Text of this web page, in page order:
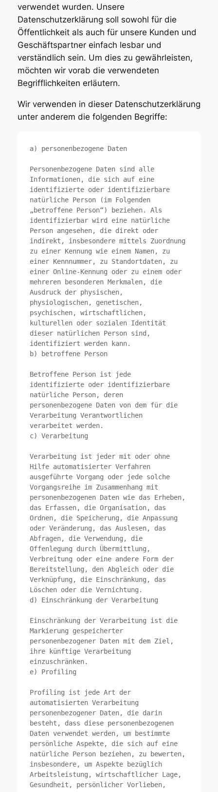
verwendet wurden. Unsere
Datenschutzerklärung soll sowohl für die
Öffentlichkeit als auch für unsere Kunden und
Geschäftspartner einfach lesbar und
verständlich sein. Um dies zu gewährleisten,
möchten wir vorab die verwendeten
Begrifflichkeiten erläutern.
Wir verwenden in dieser Datenschutzerklärung
unter anderem die folgenden Begriffe:
a) personenbezogene Daten
Personenbezogene Daten sind alle
Informationen, die sich auf eine
identifizierte oder identifizierbare
natürliche Person (im Folgenden
„betroffene Person“) beziehen. Als
identifizierbar wird eine natürliche
Person angesehen, die direkt oder
indirekt, insbesondere mittels Zuordnung
zu einer Kennung wie einem Namen, zu
einer Kennnummer, zu Standortdaten, zu
einer Online-Kennung oder zu einem oder
mehreren besonderen Merkmalen, die
Ausdruck der physischen,
physiologischen, genetischen,
psychischen, wirtschaftlichen,
kulturellen oder sozialen Identität
dieser natürlichen Person sind,
identifiziert werden kann.
b) betroffene Person
Betroffene Person ist jede
identifizierte oder identifizierbare
natürliche Person, deren
personenbezogene Daten von dem für die
Verarbeitung Verantwortlichen
verarbeitet werden.
c) Verarbeitung
Verarbeitung ist jeder mit oder ohne
Hilfe automatisierter Verfahren
ausgeführte Vorgang oder jede solche
Vorgangsreihe im Zusammenhang mit
personenbezogenen Daten wie das Erheben,
das Erfassen, die Organisation, das
Ordnen, die Speicherung, die Anpassung
oder Veränderung, das Auslesen, das
Abfragen, die Verwendung, die
Offenlegung durch Übermittlung,
Verbreitung oder eine andere Form der
Bereitstellung, den Abgleich oder die
Verknüpfung, die Einschränkung, das
Löschen oder die Vernichtung.
d) Einschränkung der Verarbeitung
Einschränkung der Verarbeitung ist die
Markierung gespeicherter
personenbezogener Daten mit dem Ziel,
ihre künftige Verarbeitung
einzuschränken.
e) Profiling
Profiling ist jede Art der
automatisierten Verarbeitung
personenbezogener Daten, die darin
besteht, dass diese personenbezogenen
Daten verwendet werden, um bestimmte
persönliche Aspekte, die sich auf eine
natürliche Person beziehen, zu bewerten,
insbesondere, um Aspekte bezüglich
Arbeitsleistung, wirtschaftlicher Lage,
Gesundheit, persönlicher Vorlieben,